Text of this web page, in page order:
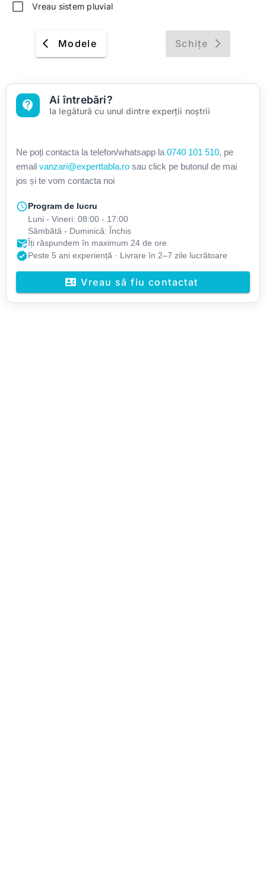
Vreau sistem pluvial
arrow_back_ios Modele Schițe arrow_forward_ios
contact_support Ai întrebări?
Ia legătură cu unul dintre experții noștrii
Ne poți contacta la telefon/whatsapp la 0740 101 510, pe
email vanzari@experttabla.ro sau click pe butonul de mai
jos și te vom contacta noi
scheduleProgram de lucru
Luni - Vineri: 08:00 - 17:00
Sâmbătă - Duminică: Închis
mark_email_readÎți răspundem în maximum 24 de ore.
verifiedPeste 5 ani experiență · Livrare în 2–7 zile lucrătoare
contact_phone Vreau să fiu contactat